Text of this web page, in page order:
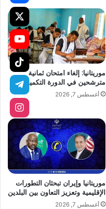
موريتانيا: إلغاء امتحان ثمانية
مترشحين في الدورة التكميلية
أغسطس 7, 2026
موريتانيا وإيران تبحثان التطورات
الإقليمية وتعزيز التعاون بين البلدين
أغسطس 7, 2026